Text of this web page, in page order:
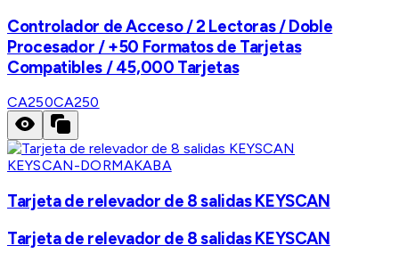
Controlador de Acceso / 2 Lectoras / Doble
Procesador / +50 Formatos de Tarjetas
Compatibles / 45,000 Tarjetas
CA250CA250
KEYSCAN-DORMAKABA
Tarjeta de relevador de 8 salidas KEYSCAN
Tarjeta de relevador de 8 salidas KEYSCAN